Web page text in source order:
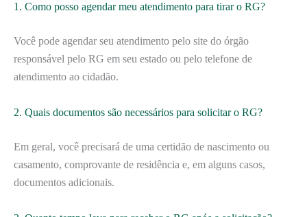
1. Como posso agendar meu atendimento para tirar o RG?
Você pode agendar seu atendimento pelo site do órgão
responsável pelo RG em seu estado ou pelo telefone de
atendimento ao cidadão.
2. Quais documentos são necessários para solicitar o RG?
Em geral, você precisará de uma certidão de nascimento ou
casamento, comprovante de residência e, em alguns casos,
documentos adicionais.